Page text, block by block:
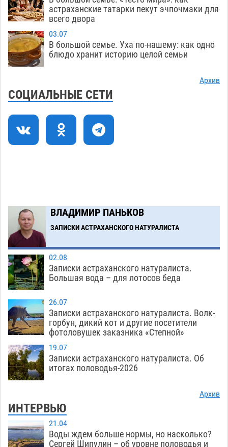
небрежность за рулем 05.08 370
11:22
В Астрахани возле Нового моста спасли
подростка на пенопласте
05.08 440
10:48
Астраханцам ответили на важный вопрос о
10:13 На астраханских полях начался сбор томатов
09:40
Строительство на краю земли доверили
астраханским студентам
астраханские татарки пекут эчпочмаки для
всего двора
03.07
В большой семье. Уха по-нашему: как одно
блюдо хранит историю целой семьи
Архив
СОЦИАЛЬНЫЕ СЕТИ
ВЛАДИМИР ПАНЬКОВ
ЗАПИСКИ АСТРАХАНСКОГО НАТУРАЛИСТА
02.08
Записки астраханского натуралиста.
Большая вода – для лотосов беда
26.07
Записки астраханского натуралиста. Волк-
горбун, дикий кот и другие посетители
фотоловушек заказника «Степной»
19.07
Записки астраханского натуралиста. Об
итогах половодья-2026
Архив
ИНТЕРВЬЮ
21.04
Воды ждем больше нормы, но насколько?
Сергей Шипулин – об уровне половодья и